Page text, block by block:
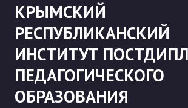
КРЫМСКИЙ
РЕСПУБЛИКАНСКИЙ
ИНСТИТУТ
ПЕДАГОГИЧЕСКОГО
ОБРАЗОВАНИЯ